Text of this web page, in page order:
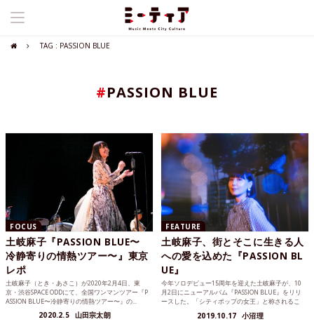
TAG : PASSION BLUE
#PASSION BLUE
FOCUS
土岐麻子『PASSION BLUE〜
冷静寄りの情熱ツアー〜』東京
レポ
土岐麻子（とき・あさこ）が2020年2月4日、東
京・渋谷SPACE ODDにて、全国ワンマンツアー『P
ASSION BLUE〜冷静寄りの情熱ツアー〜』の...
2020.2.5 山田宗太朗
FEATURE
土岐麻子、街とそこに生きる人
への愛を込めた『PASSION BL
UE』
今年ソロデビュー15周年を迎えた土岐麻子が、10
月2日にニューアルバム『PASSION BLUE』をリリ
ースした。「シティポップの女王」と称されるこ
2019.10.17 小沼理